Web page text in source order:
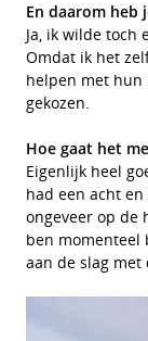
En daarom heb
Ja, ik wilde toch
Omdat ik het
helpen met hun
gekozen.
Hoe gaat het
Eigenlijk heel
had een acht
ongeveer op de
ben momenteel
aan de slag